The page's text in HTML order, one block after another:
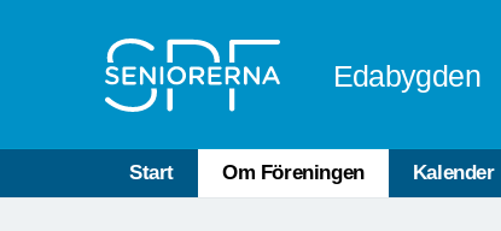
Edabygden
Start Om Föreningen Kalender